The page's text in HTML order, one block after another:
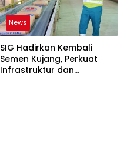
News
SIG Hadirkan Kembali
Semen Kujang, Perkuat
Infrastruktur dan